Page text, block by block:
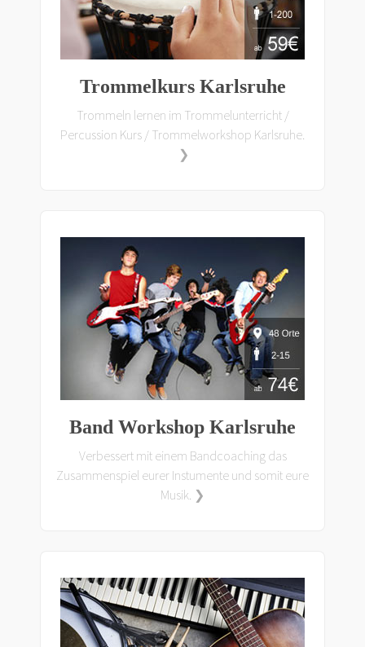
Trommelkurs Karlsruhe
Trommeln lernen im Trommelunterricht /
Percussion Kurs / Trommelworkshop Karlsruhe.
❯
Band Workshop Karlsruhe
Verbessert mit einem Bandcoaching das
Zusammenspiel eurer Instumente und somit eure
Musik. ❯